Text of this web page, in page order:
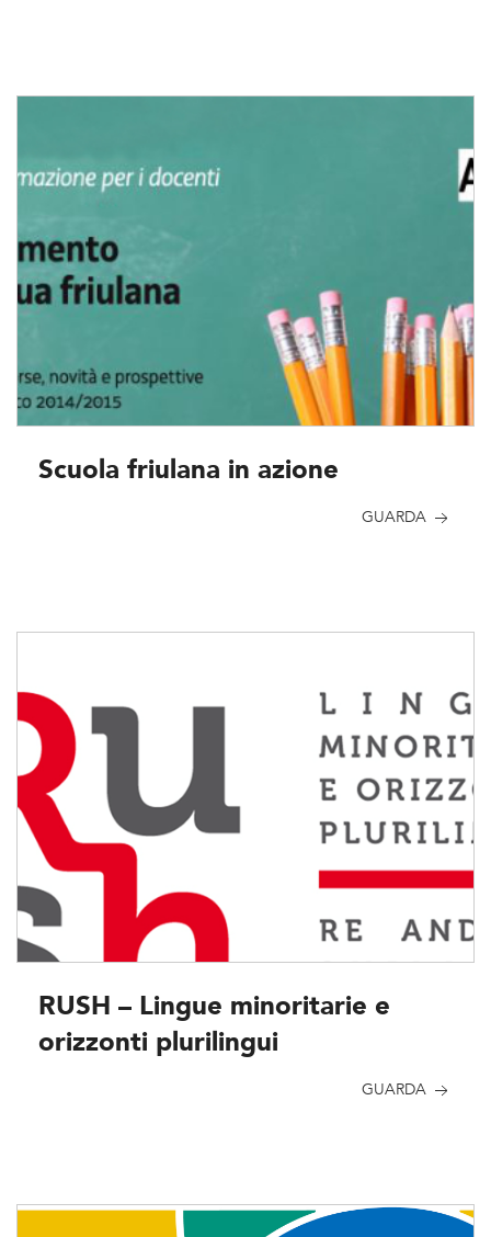
Scuola friulana in azione
GUARDA
RUSH – Lingue minoritarie e
orizzonti plurilingui
GUARDA